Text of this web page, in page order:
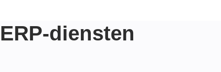
ERP-diensten